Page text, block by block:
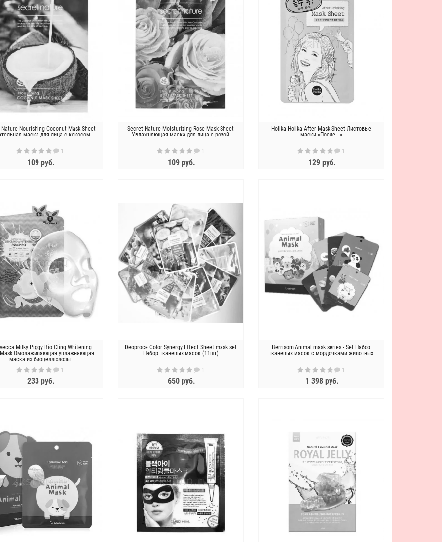
Nature Nourishing Coconut Mask Sheet
маска для лица с кокосом
1
109 руб.
Secret Nature Moisturizing Rose Mask Sheet
Увлажняющая маска для лица с розой
1
109 руб.
Holika Holika After Mask Sheet Листовые
маски «После...»
1
129 руб.
Milky Piggy Bio Cling Whitening
Омолаживающая увлажняющая
маска из биоцеллюлозы
1
233 руб.
Deoproce Color Synergy Effect Sheet mask set
Набор тканевых масок (11шт)
1
650 руб.
Berrisom Animal mask series - Set Набор
тканевых масок с мордочками животных
1
1 398 руб.